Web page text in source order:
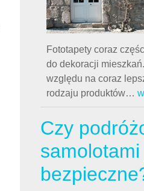
Fototapety coraz
do dekoracji
względu na coraz
rodzaju produktów…
Czy